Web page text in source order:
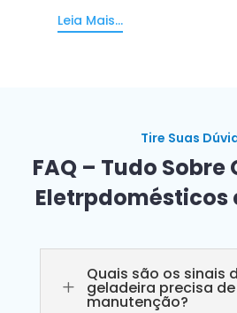
Leia Mais...
Tire Suas
FAQ – Tudo
Eletrpdomésticos
L
Quais são os sinais
geladeira precisa de
manutenção?